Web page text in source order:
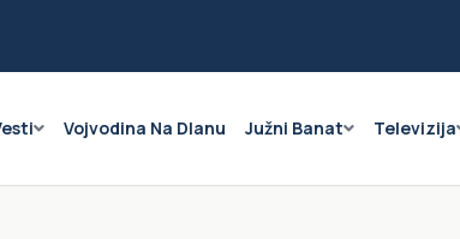
Vojvodina Na Dlanu Južni Banat Televizija